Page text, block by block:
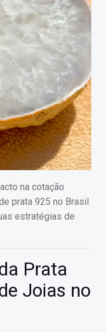
na cotação
prata 925 no Brasil
estratégias de
Prata
Joias no